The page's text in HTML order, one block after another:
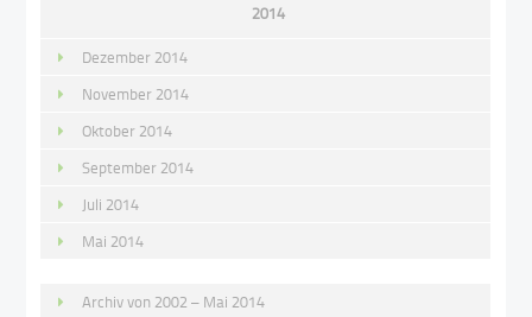
2014
Dezember 2014
November 2014
Oktober 2014
September 2014
Juli 2014
Mai 2014
Archiv von 2002 – Mai 2014